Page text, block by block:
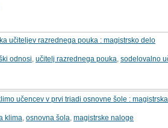
učiteljev razrednega pouka : magistrsko delo
odnosi učitelj razrednega pouka sodelovalno
učencev v prvi triadi osnovne šole :
klima osnovna šola magistrske naloge